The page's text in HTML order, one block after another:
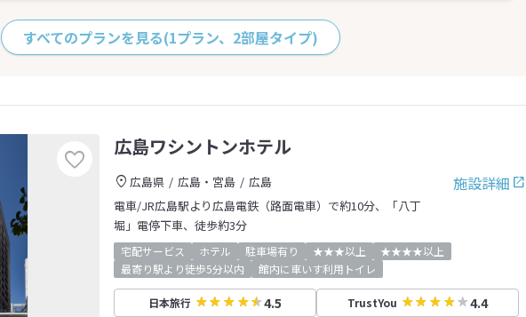
すべてのプランを見る(1プラン、2部屋タイプ)
広島ワシントンホテル
施設詳細
広島県 広島・宮島
広島
電車/JR広島駅より広島電鉄（路面電車）で約10分、「八丁
堀」電停下車、徒歩約3分
宅配サービス ホテル 駐車場有り ★★★以上
★★★★以上
最寄り駅より徒歩5分以内
館内に車いす利用トイレ
日本旅行 4.5 TrustYou 4.4